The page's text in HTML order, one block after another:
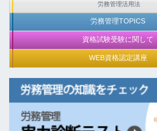
労務管理活用法
労務管理TOPICS
資格試験受験に関して
WEB資格認定講座